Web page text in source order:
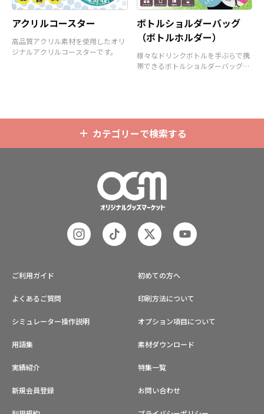
アクリルコースター
高品質アクリル素材を使用したオリ
ジナルアクリルコースターです。
ボトルショルダーバッグ
（ボトルホルダー）
様々なドリンクボトルを手ぶらで携
帯できるボトルショルダーバッグ
カテゴリーで検索する
ご利用ガイド 初めての方へ
よくあるご質問 印刷方法について
シミュレーター操作説明 オプション項目について
用語集 素材ダウンロード
実績紹介 特集一覧
新規会員登録 お問い合わせ